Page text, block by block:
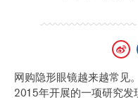
网购隐形眼镜越来越常见
2015年开展的一项研究